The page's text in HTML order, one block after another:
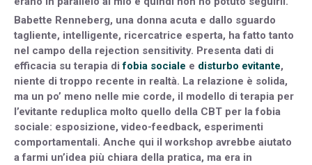
Babette Renneberg, una donna acuta e dallo sguardo
tagliente, intelligente, ricercatrice esperta, ha fatto tanto
nel campo della rejection sensitivity. Presenta dati di
efficacia su terapia difobia sociale e disturbo evitante,
niente di troppo recente in realtà. La relazione è solida,
ma un po’ meno nelle mie corde, il modello di terapia per
l’evitante reduplica molto quello della CBT per la fobia
sociale: esposizione, video-feedback, esperimenti
comportamentali. Anche qui il workshop avrebbe aiutato
a farmi un’idea più chiara della pratica, ma era in